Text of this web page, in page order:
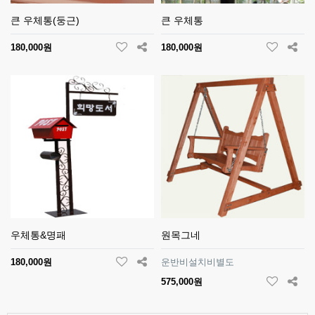
큰 우체통(둥근)
180,000원
큰 우체통
180,000원
우체통&명패
180,000원
원목그네
운반비설치비별도
575,000원